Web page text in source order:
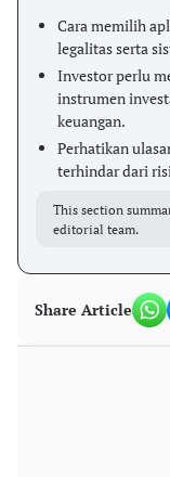
Cara memilih
legalitas serta
Investor perlu
instrumen
keuangan.
Perhatikan
terhindar dari
This section
editorial team.
Share Article